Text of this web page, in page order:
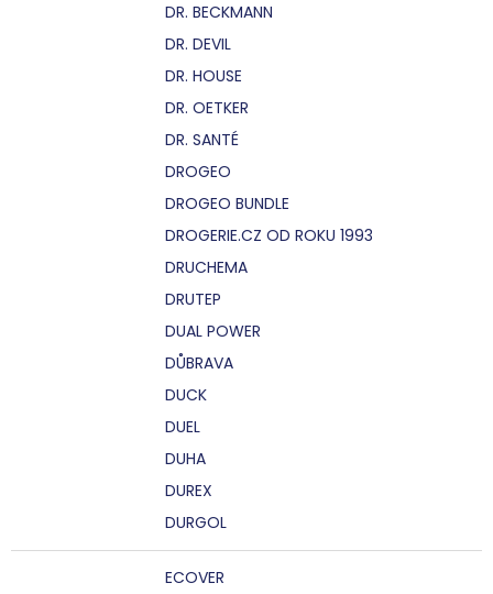
DR. BECKMANN
DR. DEVIL
DR. HOUSE
DR. OETKER
DR. SANTÉ
DROGEO
DROGEO BUNDLE
DROGERIE.CZ OD ROKU 1993
DRUCHEMA
DRUTEP
DUAL POWER
DŮBRAVA
DUCK
DUEL
DUHA
DUREX
DURGOL
ECOVER